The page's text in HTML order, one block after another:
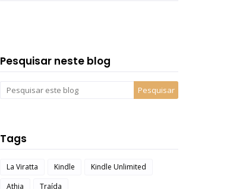
Pesquisar neste blog
Tags
La Viratta Kindle
Kindle Unlimited
Athia
Traída